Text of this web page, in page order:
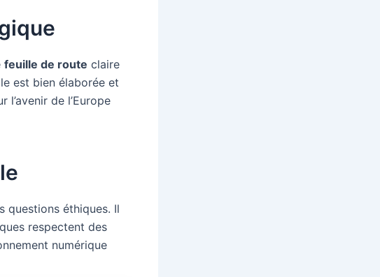
feuille de route claire
est bien élaborée et
de l’Europe
questions éthiques. Il
respectent des
numérique